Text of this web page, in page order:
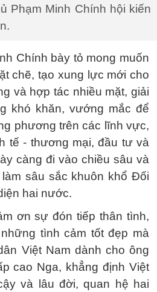
Phạm Minh Chính hội kiến
Chính bày tỏ mong muốn
chẽ, tạo xung lực mới cho
và hợp tác nhiều mặt, giải
khó khăn, vướng mắc để
phương trên các lĩnh vực,
tế - thương mại, đầu tư và
càng đi vào chiều sâu và
sâu sắc khuôn khổ Đối
hai nước.
ơn sự đón tiếp thân tình,
tình cảm tốt đẹp mà
Việt Nam dành cho ông
cao Nga, khẳng định Việt
và lâu đời, quan hệ hai